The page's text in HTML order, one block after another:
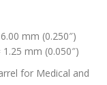
mm (0.250″)
mm (0.050″)
for Medical and